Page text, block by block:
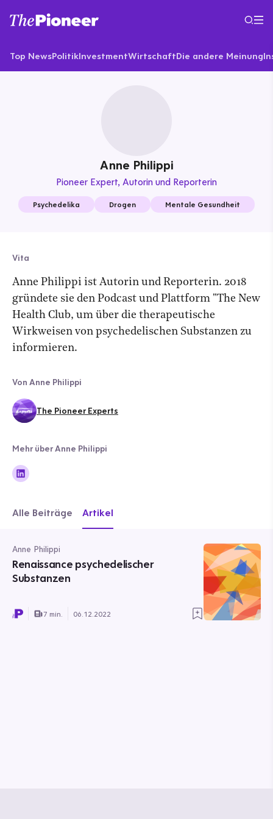
Top NewsPolitikInvestmentWirtschaftDie andere Meinung
Anne Philippi
Pioneer Expert Autorin und Reporterin
Psychedelika Drogen Mentale Gesundheit
Vita
Anne Philippi ist Autorin und Reporterin. 2018
gründete sie den Podcast und Plattform "The New
Health Club, um über die therapeutische
Wirkweisen von psychedelischen Substanzen zu
informieren.
Von Anne Philippi
The Pioneer Experts
Mehr über Anne Philippi
Alle Beiträge Artikel
Anne Philippi
Renaissance psychedelischer
Substanzen
7 min. 06.12.2022